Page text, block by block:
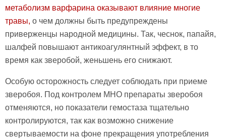
метаболизм варфарина оказывают влияние многие
травы, о чем должны быть предупреждены
приверженцы народной медицины. Так, чеснок, папайя,
шалфей повышают антикоагулянтный эффект, в то
время как зверобой, женьшень его снижают.
Особую осторожность следует соблюдать при приеме
зверобоя. Под контролем МНО препараты зверобоя
отменяются, но показатели гемостаза тщательно
контролируются, так как возможно снижение
свертываемости на фоне прекращения употребления